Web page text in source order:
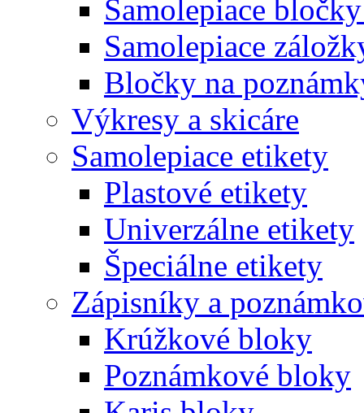
Samolepiace
Samolepiace
Bločky na
Výkresy a skicáre
Samolepiace etikety
Plastové etikety
Univerzálne etikety
Špeciálne etikety
Zápisníky a
Krúžkové bloky
Poznámkové bloky